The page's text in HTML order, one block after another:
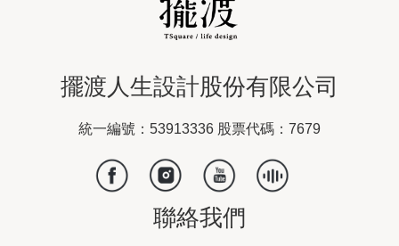
擺渡人生設計股份有限公司
統一編號：53913336 股票代碼：7679
聯絡我們